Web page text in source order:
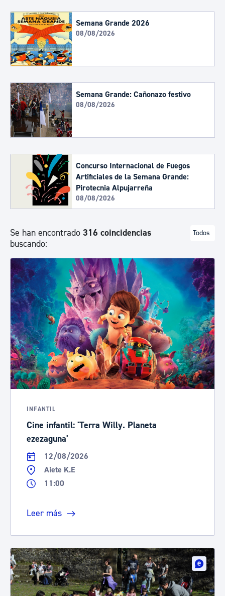
Semana Grande 2026
08/08/2026
Semana Grande: Cañonazo festivo
08/08/2026
Concurso Internacional de Fuegos
Artificiales de la Semana Grande:
Pirotecnia Alpujarreña
08/08/2026
Se han encontrado 316 coincidencias
buscando:
Todos
INFANTIL
Cine infantil: 'Terra Willy. Planeta
ezezaguna'
12/08/2026
Aiete K.E
11:00
Leer más